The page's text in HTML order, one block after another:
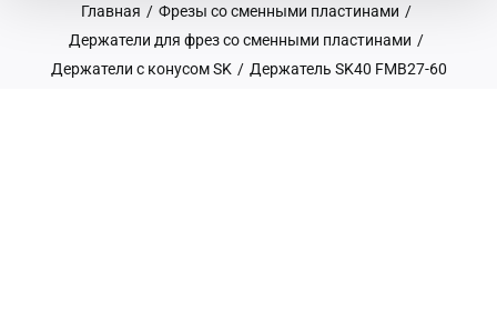
Главная / Фрезы со сменными пластинами /
Держатели для фрез со сменными пластинами /
Держатели с конусом SK / Держатель SK40 FMВ27-60